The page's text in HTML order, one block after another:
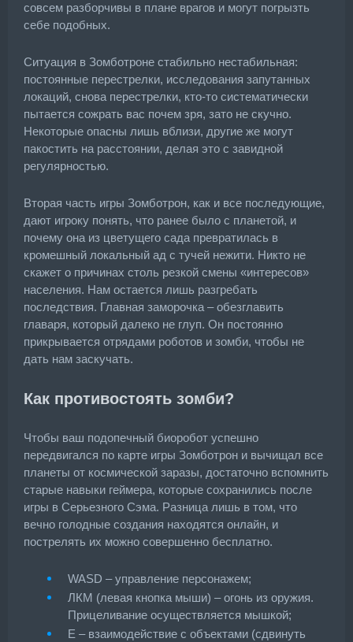
совсем разборчивы в плане врагов и могут погрызть
себе подобных.
Ситуация в Зомботроне стабильно нестабильная:
постоянные перестрелки, исследования запутанных
локаций, снова перестрелки, кто-то систематически
пытается сожрать вас почем зря, зато не скучно.
Некоторые опасны лишь вблизи, другие же могут
пакостить на расстоянии, делая это с завидной
регулярностью.
Вторая часть игры Зомботрон, как и все последующие,
дают игроку понять, что ранее было с планетой, и
почему она из цветущего сада превратилась в
кромешный локальный ад с тучей нежити. Никто не
скажет о причинах столь резкой смены «интересов»
населения. Нам остается лишь разгребать
последствия. Главная заморочка – обезглавить
главаря, который далеко не глуп. Он постоянно
прикрывается отрядами роботов и зомби, чтобы не
дать нам заскучать.
Как противостоять зомби?
Чтобы ваш подопечный биоробот успешно
передвигался по карте игры Зомботрон и вычищал все
планеты от космической заразы, достаточно вспомнить
старые навыки геймера, которые сохранились после
игры в Серьезного Сэма. Разница лишь в том, что
вечно голодные создания находятся онлайн, и
пострелять их можно совершенно бесплатно.
WASD – управление персонажем;
ЛКМ (левая кнопка мыши) – огонь из оружия.
Прицеливание осуществляется мышкой;
E – взаимодействие с объектами (сдвинуть